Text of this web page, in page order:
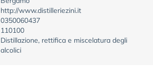
http://www.distilleriezini.it
0350060437
110100
Distillazione, rettifica e miscelatura degli
alcolici